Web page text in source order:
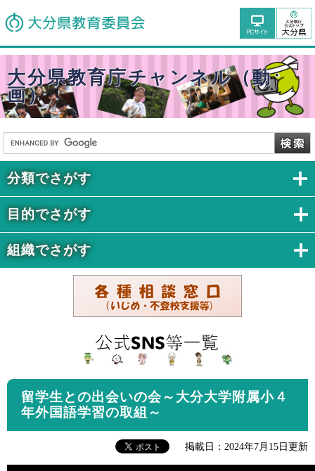
大分県教育庁チャンネル（動
画）
留学生との出会いの会～大分大学附属小４
年外国語学習の取組～
掲載日：2024年7月15日更新
分類でさがす
目的でさがす
組織でさがす